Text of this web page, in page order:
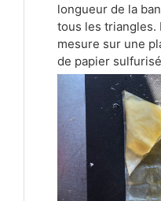
longueur de la
tous les triangles.
mesure sur une
de papier